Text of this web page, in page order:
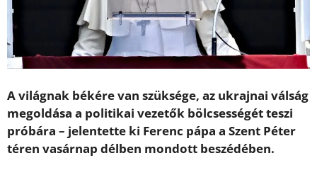
A világnak békére van szüksége, az ukrajnai válság
megoldása a politikai vezetők bölcsességét teszi
próbára – jelentette ki Ferenc pápa a Szent Péter
téren vasárnap délben mondott beszédében.